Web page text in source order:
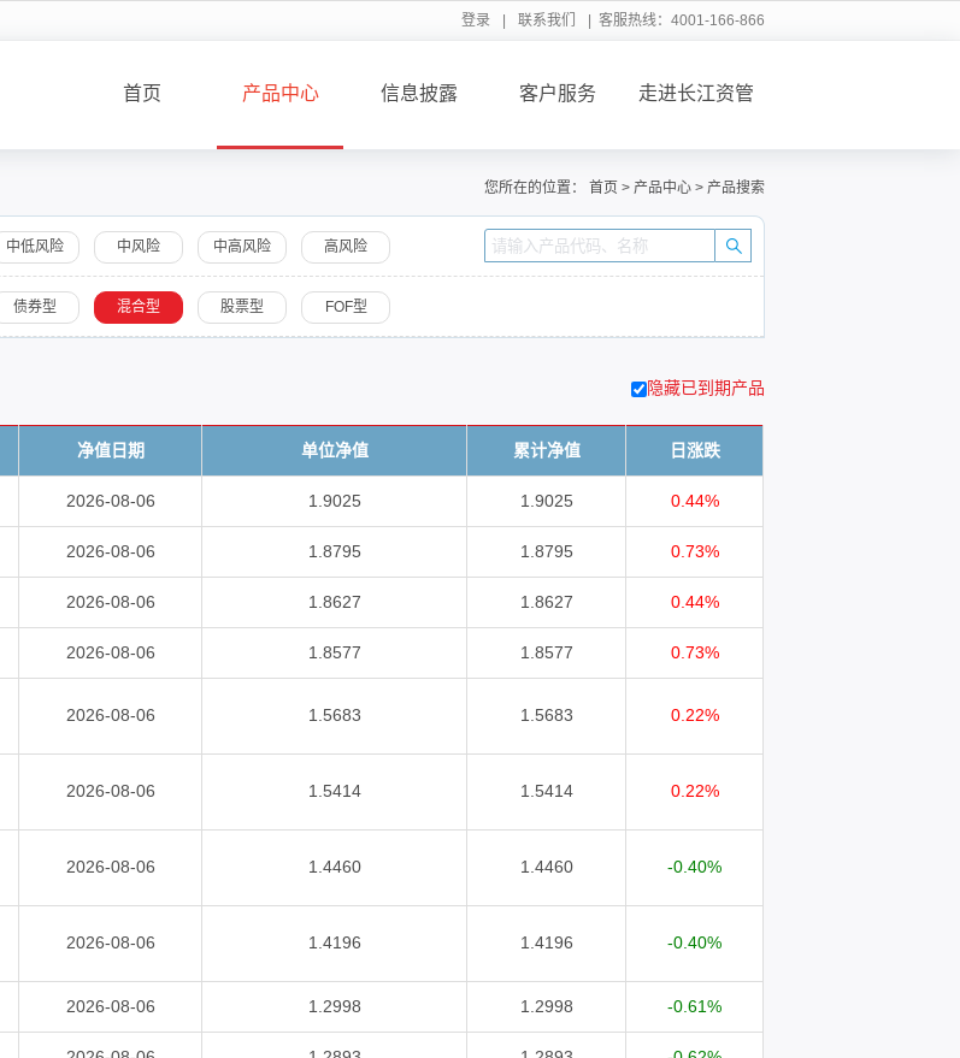
登录 联系我们 | 客服热线：4001-166-866
首页 产品中心 信息披露 客户服务 走进长江资管
您所在的位置： 首页 > 产品中心 > 产品搜索
中低风险 中风险 中高风险 高风险
债券型 混合型 股票型 FOF型
隐藏已到期产品
净值日期 单位净值 累计净值 日涨跌
2026-08-06 1.9025 1.9025 0.44%
2026-08-06 1.8795 1.8795 0.73%
2026-08-06 1.8627 1.8627 0.44%
2026-08-06 1.8577 1.8577 0.73%
2026-08-06 1.5683 1.5683 0.22%
2026-08-06 1.5414 1.5414 0.22%
2026-08-06 1.4460 1.4460 -0.40%
2026-08-06 1.4196 1.4196 -0.40%
2026-08-06 1.2998 1.2998 -0.61%